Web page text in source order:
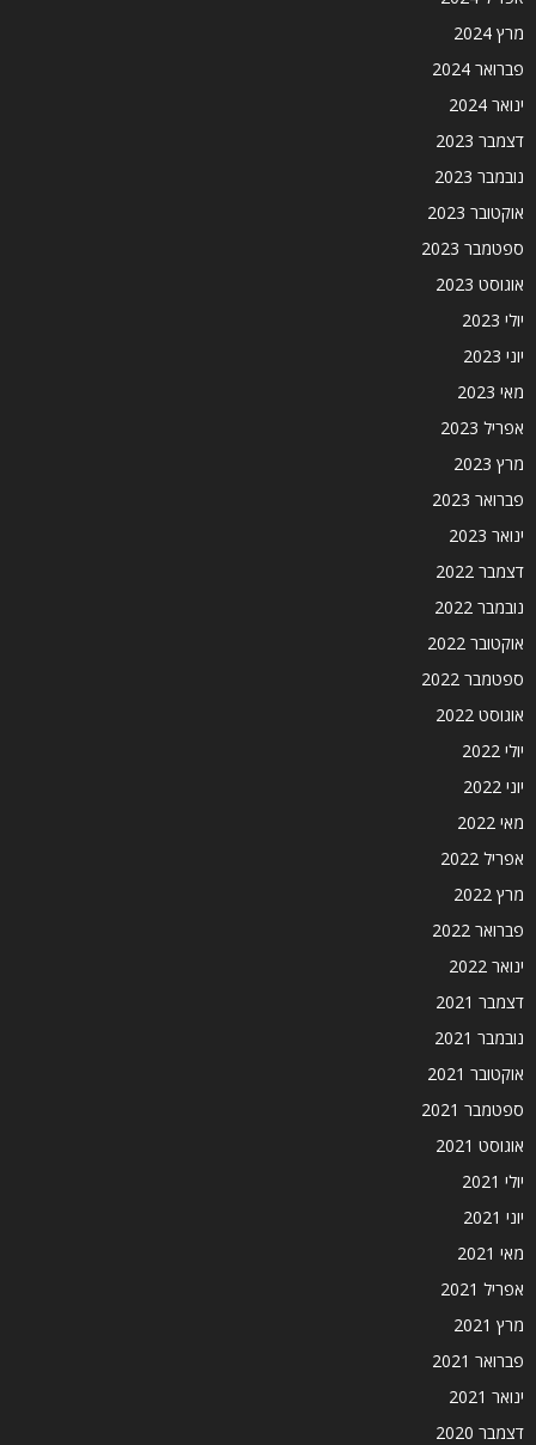
מרץ 2024
פברואר 2024
ינואר 2024
דצמבר 2023
נובמבר 2023
אוקטובר 2023
ספטמבר 2023
אוגוסט 2023
יולי 2023
יוני 2023
מאי 2023
אפריל 2023
מרץ 2023
פברואר 2023
ינואר 2023
דצמבר 2022
נובמבר 2022
אוקטובר 2022
ספטמבר 2022
אוגוסט 2022
יולי 2022
יוני 2022
מאי 2022
אפריל 2022
מרץ 2022
פברואר 2022
ינואר 2022
דצמבר 2021
נובמבר 2021
אוקטובר 2021
ספטמבר 2021
אוגוסט 2021
יולי 2021
יוני 2021
מאי 2021
אפריל 2021
מרץ 2021
פברואר 2021
ינואר 2021
דצמבר 2020